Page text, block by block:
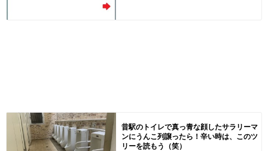
昔駅のトイレで真っ青な顔したサラリーマ
ンにうんこ列譲ったら！辛い時は、このツ
リーを読もう（笑）